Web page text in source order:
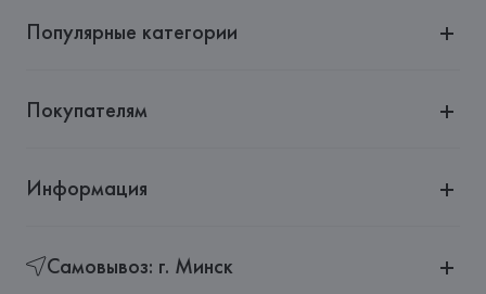
Популярные категории
Покупателям
Информация
Самовывоз: г. Минск